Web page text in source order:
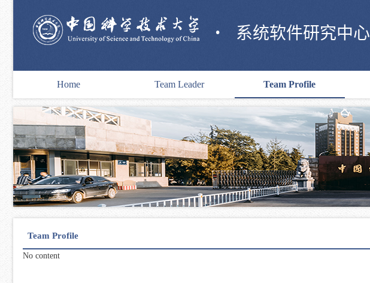
· 系统软件研究中心
Home Team Leader Team Profile
Team Profile
No content